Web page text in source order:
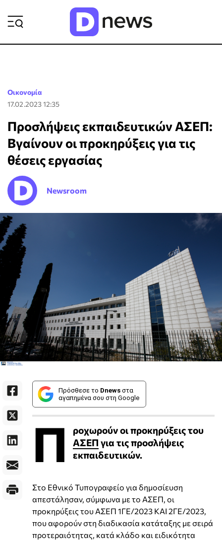
Οικονομία
17.02.2023 12:35
Προσλήψεις εκπαιδευτικών ΑΣΕΠ:
Βγαίνουν οι προκηρύξεις για τις
θέσεις εργασίας
Newsroom
Πρόσθεσε το Dnews στα
αγαπημένα σου στη Google
Π
ροχωρούν οι προκηρύξεις του
ΑΣΕΠ για τις προσλήψεις
εκπαιδευτικών.
Στο Εθνικό Τυπογραφείο για δημοσίευση
απεστάλησαν, σύμφωνα με το ΑΣΕΠ, οι
προκηρύξεις του ΑΣΕΠ 1ΓΕ/2023 ΚΑΙ 2ΓΕ/2023,
που αφορούν στη διαδικασία κατάταξης με σειρά
προτεραιότητας, κατά κλάδο και ειδικότητα